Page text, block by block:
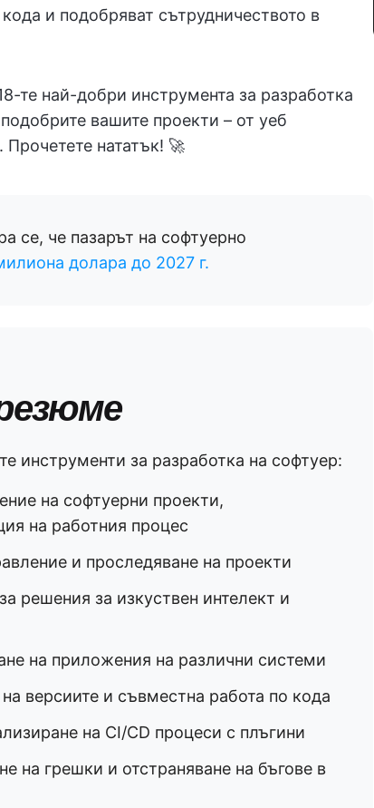
и подобряват сътрудничеството в
те най-добри инструмента за разработка
вашите проекти – от уеб
нататък! 🚀
се, че пазарът на софтуерно
долара до 2027 г.
инструменти за разработка на софтуер:
на софтуерни проекти,
на работния процес
и проследяване на проекти
решения за изкуствен интелект и
на приложения на различни системи
версиите и съвместна работа по кода
на CI/CD процеси с плъгини
на грешки и отстраняване на бъгове в